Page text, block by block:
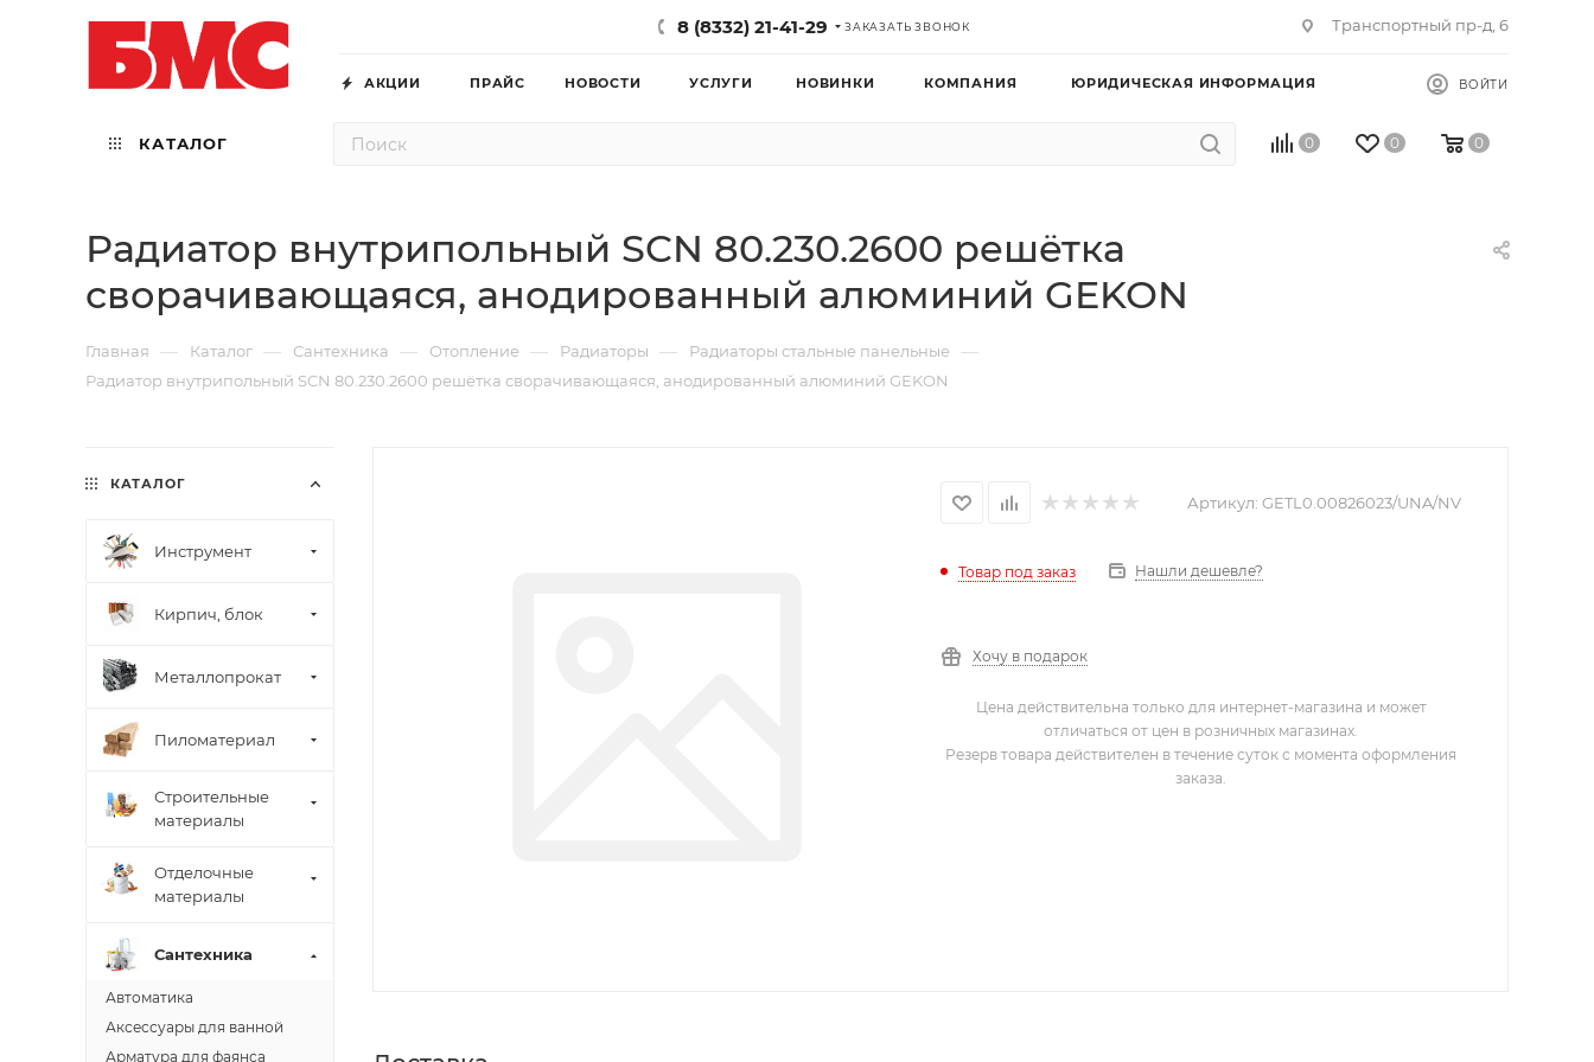
8 (8332) 21-41-29 ЗАКАЗАТЬ ЗВОНОК Транспортный пр-д, 6
АКЦИИ ПРАЙС НОВОСТИ УСЛУГИ НОВИНКИ КОМПАНИЯ ЮРИДИЧЕСКАЯ ИНФОРМАЦИЯ ВОЙТИ
КАТАЛОГ 0 0 0
Радиатор внутрипольный SCN 80.230.2600 решётка
сворачивающаяся, анодированный алюминий GEKON
Главная — Каталог — Сантехника — Отопление — Радиаторы — Радиаторы стальные панельные —
Радиатор внутрипольный SCN 80.230.2600 решётка сворачивающаяся, анодированный алюминий GEKON
Артикул: GETL0.00826023/UNA/NV
Товар под заказ Нашли дешевле?
Хочу в подарок
Цена действительна только для интернет-магазина и может
отличаться от цен в розничных магазинах.
Резерв товара действителен в течение суток с момента оформления
заказа.
КАТАЛОГ
Инструмент
Кирпич, блок
Металлопрокат
Пиломатериал
Строительные
материалы
Отделочные
материалы
Сантехника
Автоматика
Аксессуары для ванной
Арматура для фаянса